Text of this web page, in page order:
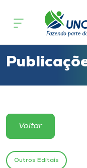
Cursos
Atendimento ao
Portal de Ensino
Voltar
Outros Editais